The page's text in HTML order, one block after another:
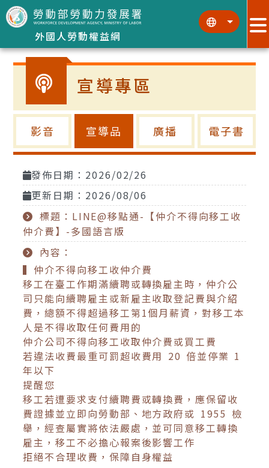
跳到主要內容區塊
外國人勞動權益網
::: :::
宣導專區
影音 宣導品 廣播 電子書
發佈日期：2026/02/26
更新日期：2026/08/06
標題：LINE@移點通-【仲介不得向移工收
仲介費】-多國語言版
內容：
▍仲介不得向移工收仲介費
移工在臺工作期滿續聘或轉換雇主時，仲介公
司只能向續聘雇主或新雇主收取登記費與介紹
費，總額不得超過移工第1個月薪資，對移工本
人是不得收取任何費用的
仲介公司不得向移工收取仲介費或買工費
若違法收費最重可罰超收費用 20 倍並停業 1
年以下
提醒您
移工若遭要求支付續聘費或轉換費，應保留收
費證據並立即向勞動部、地方政府或 1955 檢
舉，經查屬實將依法嚴處，並可同意移工轉換
雇主，移工不必擔心報案後影響工作
拒絕不合理收費，保障自身權益